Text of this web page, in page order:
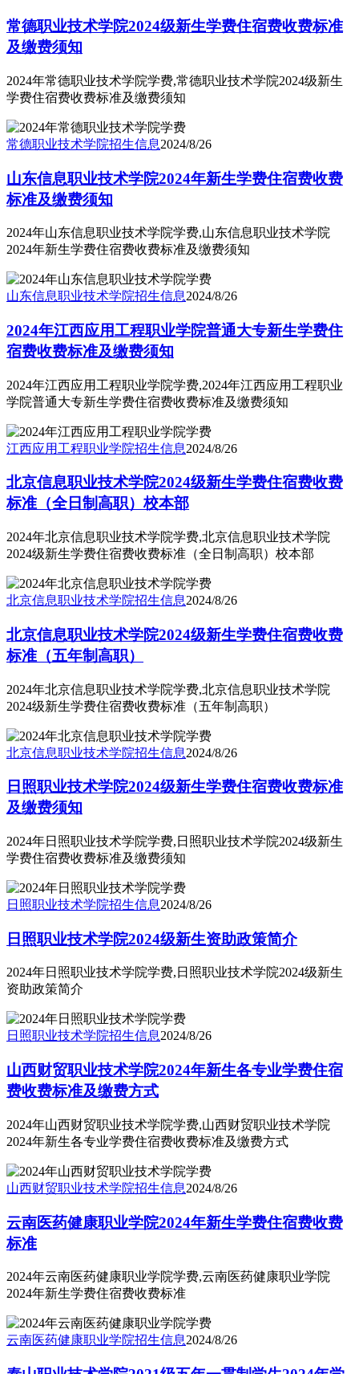
常德职业技术学院2024级新生学费住宿费收费标准
及缴费须知
2024年常德职业技术学院学费,常德职业技术学院2024级新生
学费住宿费收费标准及缴费须知
常德职业技术学院招生信息2024/8/26
山东信息职业技术学院2024年新生学费住宿费收费
标准及缴费须知
2024年山东信息职业技术学院学费,山东信息职业技术学院
2024年新生学费住宿费收费标准及缴费须知
山东信息职业技术学院招生信息2024/8/26
2024年江西应用工程职业学院普通大专新生学费住
宿费收费标准及缴费须知
2024年江西应用工程职业学院学费,2024年江西应用工程职业
学院普通大专新生学费住宿费收费标准及缴费须知
江西应用工程职业学院招生信息2024/8/26
北京信息职业技术学院2024级新生学费住宿费收费
标准（全日制高职）校本部
2024年北京信息职业技术学院学费,北京信息职业技术学院
2024级新生学费住宿费收费标准（全日制高职）校本部
北京信息职业技术学院招生信息2024/8/26
北京信息职业技术学院2024级新生学费住宿费收费
标准（五年制高职）
2024年北京信息职业技术学院学费,北京信息职业技术学院
2024级新生学费住宿费收费标准（五年制高职）
北京信息职业技术学院招生信息2024/8/26
日照职业技术学院2024级新生学费住宿费收费标准
及缴费须知
2024年日照职业技术学院学费,日照职业技术学院2024级新生
学费住宿费收费标准及缴费须知
日照职业技术学院招生信息2024/8/26
日照职业技术学院2024级新生资助政策简介
2024年日照职业技术学院学费,日照职业技术学院2024级新生
资助政策简介
日照职业技术学院招生信息2024/8/26
山西财贸职业技术学院2024年新生各专业学费住宿
费收费标准及缴费方式
2024年山西财贸职业技术学院学费,山西财贸职业技术学院
2024年新生各专业学费住宿费收费标准及缴费方式
山西财贸职业技术学院招生信息2024/8/26
云南医药健康职业学院2024年新生学费住宿费收费
标准
2024年云南医药健康职业学院学费,云南医药健康职业学院
2024年新生学费住宿费收费标准
云南医药健康职业学院招生信息2024/8/26